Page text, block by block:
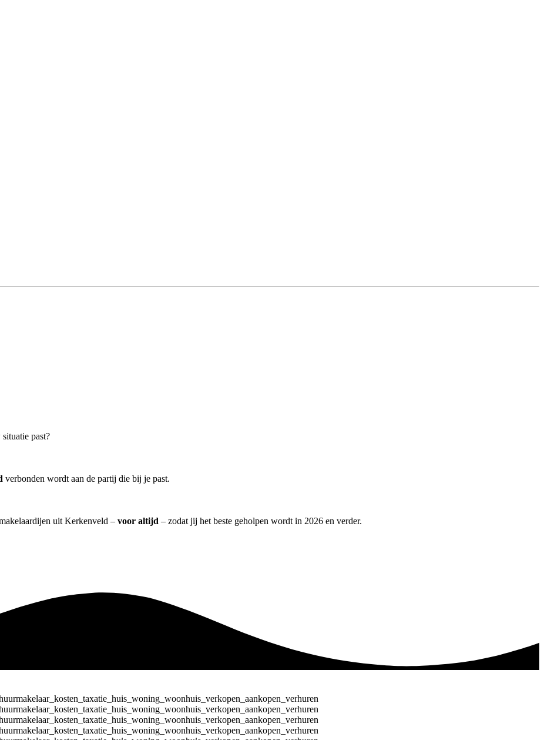
past?
verbonden wordt aan de partij die bij je past.
uit Kerkenveld – voor altijd – zodat jij het beste geholpen wordt in 2026 en verder.